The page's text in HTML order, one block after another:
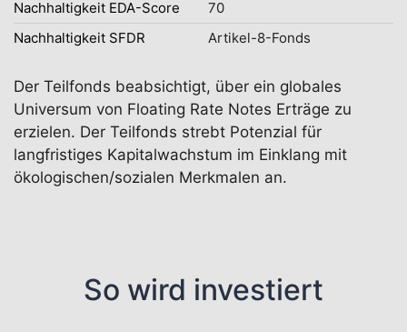
Nachhaltigkeit EDA-Score
70
Nachhaltigkeit SFDR
Artikel-8-Fonds
Der Teilfonds beabsichtigt, über ein globales
Universum von Floating Rate Notes Erträge zu
erzielen. Der Teilfonds strebt Potenzial für
langfristiges Kapitalwachstum im Einklang mit
ökologischen/sozialen Merkmalen an.
So wird investiert